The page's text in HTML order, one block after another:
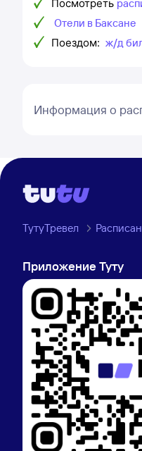
Посмотреть
Отели в Баксане
Поездом: ж/д
Информация о
ТутуТревел
Приложение Туту